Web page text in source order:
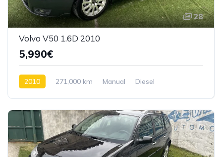
28
Volvo V50 1.6D 2010
5,990€
2010 271,000 km Manual
Diesel